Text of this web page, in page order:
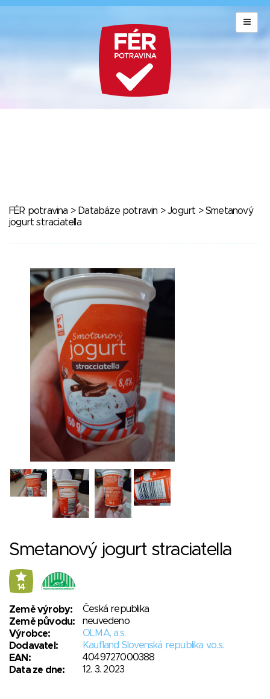
FÉR potravina > Databáze potravin >Jogurt > Smetanový
jogurt straciatella
Smetanový jogurt straciatella
14
Země výroby:
Česká republika
Země původu:
neuvedeno
Výrobce:
OLMA, a.s.
Dodavatel:
Kaufland Slovenská republika v.o.s.
EAN:
4049727000388
Data ze dne:
12. 3. 2023